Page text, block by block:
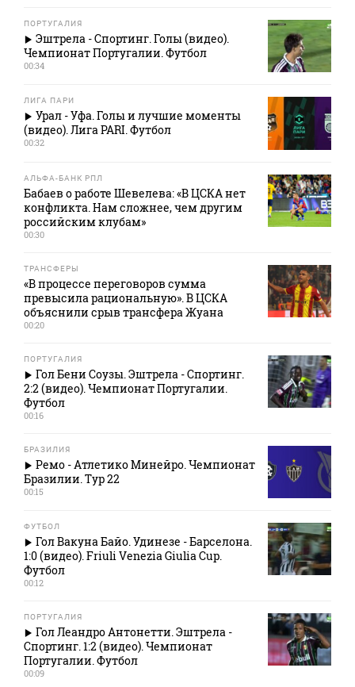
ПОРТУГАЛИЯ
Эштрела - Спортинг. Голы (видео).
Чемпионат Португалии. Футбол
00:34
ЛИГА ПАРИ
Урал - Уфа. Голы и лучшие моменты
(видео). Лига PARI. Футбол
00:32
АЛЬФА-БАНК РПЛ
Бабаев о работе Шевелева: «В ЦСКА нет
конфликта. Нам сложнее, чем другим
российским клубам»
00:30
ТРАНСФЕРЫ
«В процессе переговоров сумма
превысила рациональную». В ЦСКА
объяснили срыв трансфера Жуана
00:20
ПОРТУГАЛИЯ
Гол Бени Соузы. Эштрела - Спортинг.
2:2 (видео). Чемпионат Португалии.
Футбол
00:16
БРАЗИЛИЯ
Ремо - Атлетико Минейро. Чемпионат
Бразилии. Тур 22
00:15
ФУТБОЛ
Гол Вакуна Байо. Удинезе - Барселона.
1:0 (видео). Friuli Venezia Giulia Cup.
Футбол
00:12
ПОРТУГАЛИЯ
Гол Леандро Антонетти. Эштрела -
Спортинг. 1:2 (видео). Чемпионат
Португалии. Футбол
00:09